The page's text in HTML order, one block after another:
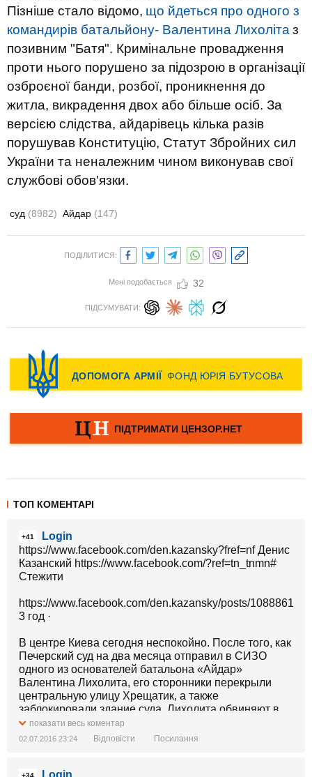
Пізніше стало відомо, що йдеться про одного з
командирів батальйону- Валентина Лихоліта з
позивним "Батя". Кримінальне провадження
проти нього порушено за підозрою в організації
озброєної банди, розбої, проникнення до
житла, викрадення двох або більше осіб. За
версією слідства, айдарівець кілька разів
порушував Конституцію, Статут Збройних сил
України та неналежним чином виконував свої
службові обов'язки.
суд (8982) Айдар (147)
ПОДІЛИТИСЯ:
Мені подобається 32
ПІДСУМУВАТИ:
ТОП КОМЕНТАРІ
+41
Login
https://www.facebook.com/den.kazansky?fref=nf Денис
Казанский https://www.facebook.com/?ref=tn_tnmn#
Стежити
https://www.facebook.com/den.kazansky/posts/
3 год ·
В центре Киева сегодня неспокойно. После того, как
Печерский суд на два месяца отправил в СИЗО
одного из основателей батальона «Айдар»
Валентина Лихолита, его сторонники перекрыли
центральную улицу Хрещатик, а также
заблокировали здание суда. Лихолита обвиняют в
разбойных нападениях, захвате чужого имущества,
«отжиме» транспортных средств.
показати весь коментар
02.07.2016 23:24 Відповісти Посилання
+34 Login